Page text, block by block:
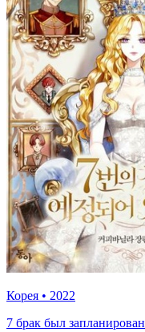
Корея • 2022
7 брак был запланирован